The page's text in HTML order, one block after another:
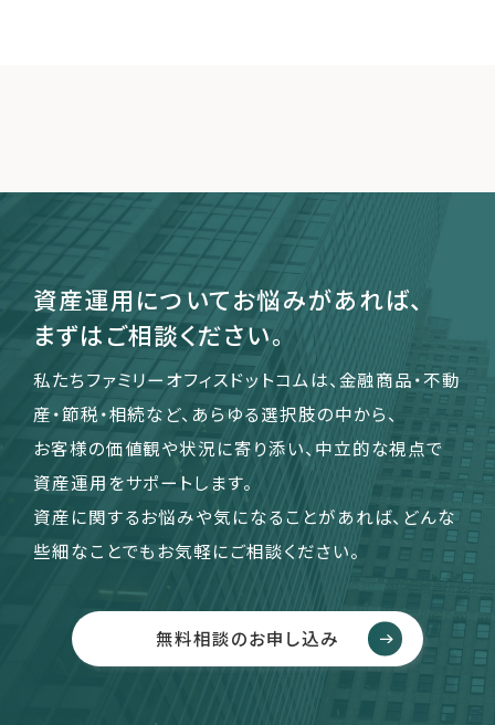
資産運用についてお悩みがあれば、
まずはご相談ください。
私たちファミリーオフィスドットコムは、金融商品・不動
産・節税・相続など、あらゆる選択肢の中から、
お客様の価値観や状況に寄り添い、中立的な視点で
資産運用をサポートします。
資産に関するお悩みや気になることがあれば、どんな
些細なことでもお気軽にご相談ください。
無料相談のお申し込み